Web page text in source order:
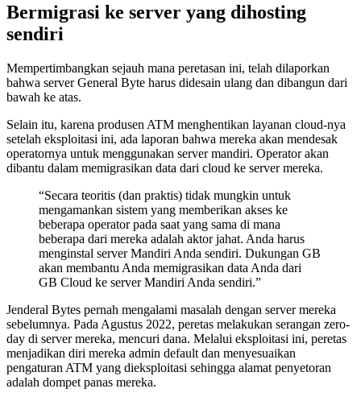
Bermigrasi ke server yang dihosting
sendiri
Mempertimbangkan sejauh mana peretasan ini, telah dilaporkan
bahwa server General Byte harus didesain ulang dan dibangun dari
bawah ke atas.
Selain itu, karena produsen ATM menghentikan layanan cloud-nya
setelah eksploitasi ini, ada laporan bahwa mereka akan mendesak
operatornya untuk menggunakan server mandiri. Operator akan
dibantu dalam memigrasikan data dari cloud ke server mereka.
“Secara teoritis (dan praktis) tidak mungkin untuk
mengamankan sistem yang memberikan akses ke
beberapa operator pada saat yang sama di mana
beberapa dari mereka adalah aktor jahat. Anda harus
menginstal server Mandiri Anda sendiri. Dukungan GB
akan membantu Anda memigrasikan data Anda dari
GB Cloud ke server Mandiri Anda sendiri.”
Jenderal Bytes pernah mengalami masalah dengan server mereka
sebelumnya. Pada Agustus 2022, peretas melakukan serangan zero-
day di server mereka, mencuri dana. Melalui eksploitasi ini, peretas
menjadikan diri mereka admin default dan menyesuaikan
pengaturan ATM yang dieksploitasi sehingga alamat penyetoran
adalah dompet panas mereka.